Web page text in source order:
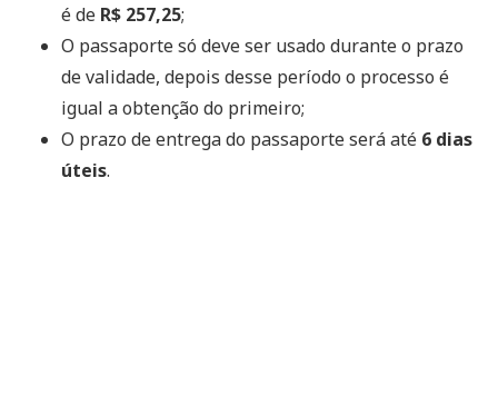
é de R$ 257,25;
O passaporte só deve ser usado durante o prazo
de validade, depois desse período o processo é
igual a obtenção do primeiro;
O prazo de entrega do passaporte será até 6 dias
úteis.